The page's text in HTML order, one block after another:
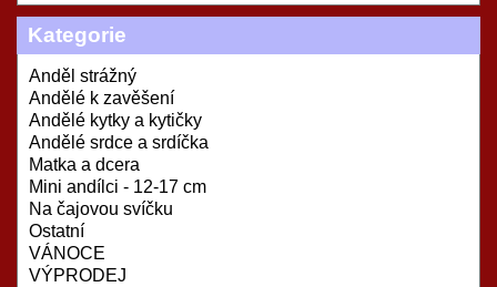
Kategorie
Anděl strážný
Andělé k zavěšení
Andělé kytky a kytičky
Andělé srdce a srdíčka
Matka a dcera
Mini andílci - 12-17 cm
Na čajovou svíčku
Ostatní
VÁNOCE
VÝPRODEJ